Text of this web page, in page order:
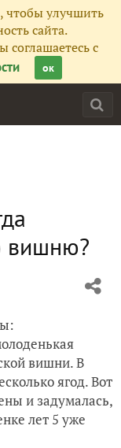
чтобы улучшить
сайта.
соглашаетесь с
ок
вишню?
вишни. В
ягод. Вот
и задумалась,
лет 5 уже